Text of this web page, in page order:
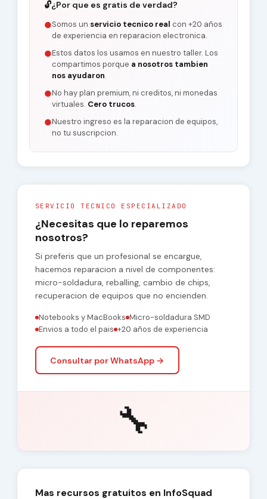
🔓¿Por que es gratis de verdad?
●Somos un servicio tecnico real con +20 años
de experiencia en reparacion electronica.
●Estos datos los usamos en nuestro taller. Los
compartimos porque a nosotros tambien
nos ayudaron.
●No hay plan premium, ni creditos, ni monedas
virtuales. Cero trucos.
●Nuestro ingreso es la reparacion de equipos,
no tu suscripcion.
SERVICIO TECNICO ESPECIALIZADO
¿Necesitas que lo reparemos
nosotros?
Si preferis que un profesional se encargue,
hacemos reparacion a nivel de componentes:
micro-soldadura, reballing, cambio de chips,
recuperacion de equipos que no encienden.
Notebooks y MacBooks Micro-soldadura SMD
Envios a todo el pais +20 años de experiencia
Consultar por WhatsApp →
🔧
Mas recursos gratuitos en InfoSquad